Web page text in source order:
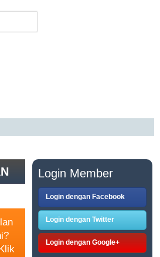
Login Member
Login dengan Facebook
Login dengan Twitter
Login dengan Google+